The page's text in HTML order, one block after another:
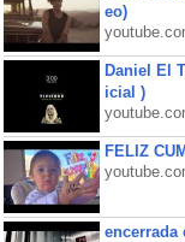
eo)
Daniel El
icial )
FELIZ
encerrada